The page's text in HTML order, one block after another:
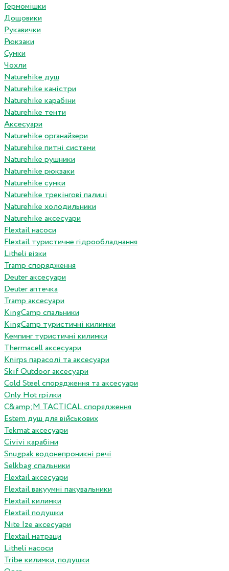
Гермомішки
Дощовики
Рукавички
Рюкзаки
Сумки
Чохли
Naturehike душ
Naturehike каністри
Naturehike карабіни
Naturehike тенти
Аксесуари
Naturehike органайзери
Naturehike питні системи
Naturehike рушники
Naturehike рюкзаки
Naturehike сумки
Naturehike трекінгові палиці
Naturehike холодильники
Naturehike аксесуари
Flextail насоси
Flextail туристичне гідрообладнання
Litheli візки
Tramp спорядження
Deuter аксесуари
Deuter аптечка
Tramp аксесуари
KingCamp спальники
KingCamp туристичні килимки
Кемпинг туристичні килимки
Thermacell аксесуари
Knirps парасолі та аксесуари
Skif Outdoor аксесуари
Cold Steel спорядження та аксесуари
Only Hot грілки
C&amp;M TACTICAL спорядження
Estem душ для військових
Tekmat аксесуари
Сivivi карабіни
Snugpak водонепроникні речі
Selkbag спальники
Flextail аксесуари
Flextail вакуумні пакувальники
Flextail килимки
Flextail подушки
Nite Ize аксесуари
Flextail матраци
Litheli насоси
Tribe килимки, подушки